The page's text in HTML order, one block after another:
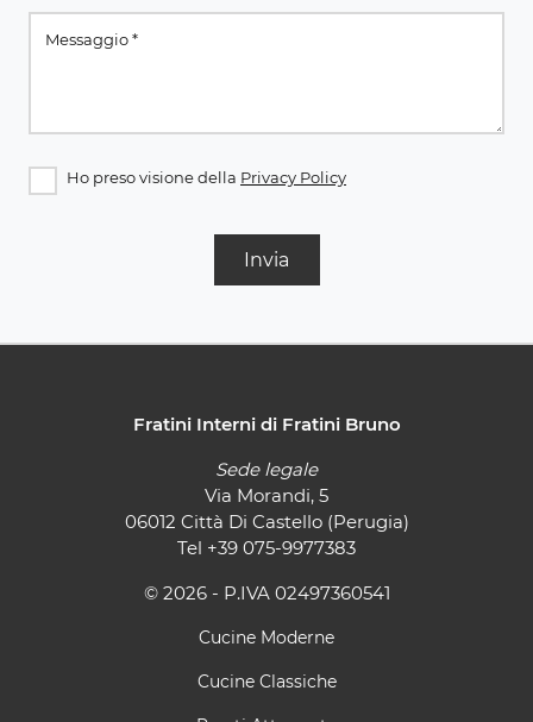
Ho preso visione della Privacy Policy
Invia
Fratini Interni di Fratini Bruno
Sede legale
Via Morandi, 5
06012 Città Di Castello (Perugia)
Tel +39 075-9977383
© 2026 - P.IVA 02497360541
Cucine Moderne
Cucine Classiche